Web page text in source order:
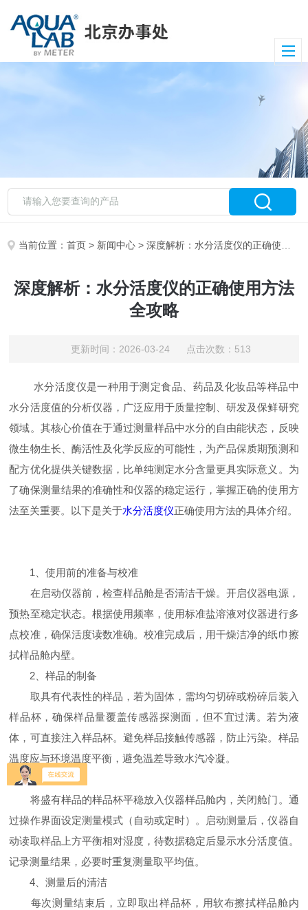
当前位置：首页 > 新闻中心 > 深度解析：水分活度仪的正确使用方法全攻略
深度解析：水分活度仪的正确使用方法
全攻略
更新时间：2026-03-24 点击次数：513
水分活度仪是一种用于测定食品、药品及化妆品等样品中
水分活度值的分析仪器，广泛应用于质量控制、研发及保鲜研究
领域。其核心价值在于通过测量样品中水分的自由能状态，反映
微生物生长、酶活性及化学反应的可能性，为产品保质期预测和
配方优化提供关键数据，比单纯测定水分含量更具实际意义。为
了确保测量结果的准确性和仪器的稳定运行，掌握正确的使用方
法至关重要。以下是关于水分活度仪正确使用方法的具体介绍。
1、使用前的准备与校准
在启动仪器前，检查样品舱是否清洁干燥。开启仪器电源，
预热至稳定状态。根据使用频率，使用标准盐溶液对仪器进行多
点校准，确保活度读数准确。校准完成后，用干燥洁净的纸巾擦
拭样品舱内壁。
2、样品的制备
取具有代表性的样品，若为固体，需均匀切碎或粉碎后装入
样品杯，确保样品量覆盖传感器探测面，但不宜过满。若为液
体，可直接注入样品杯。避免样品接触传感器，防止污染。样品
温度应与环境温度平衡，避免温差导致水汽冷凝。
3、测量操作
将盛有样品的样品杯平稳放入仪器样品舱内，关闭舱门。通
过操作界面设定测量模式（自动或定时）。启动测量后，仪器自
动读取样品上方平衡相对湿度，待数据稳定后显示水分活度值。
记录测量结果，必要时重复测量取平均值。
4、测量后的清洁
每次测量结束后，立即取出样品杯，用软布擦拭样品舱内